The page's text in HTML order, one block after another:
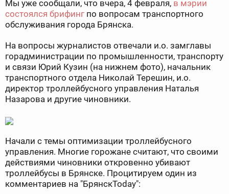
Мы уже сообщали, что вчера, 4 февраля, в мэрии
состоялся брифинг по вопросам транспортного
обслуживания города Брянска.
На вопросы журналистов отвечали и.о. замглавы
горадминистрации по промышленности, транспорту
и связи Юрий Кузин (на нижнем фото), начальник
транспортного отдела Николай Терешин, и.о.
директор троллейбусного управления Наталья
Назарова и другие чиновники.
Начали с темы оптимизации троллейбусного
управления. Многие горожане считают, что своими
действиями чиновники откровенно убивают
троллейбусы в Брянске. Процитируем один из
комментариев на "БрянскToday":